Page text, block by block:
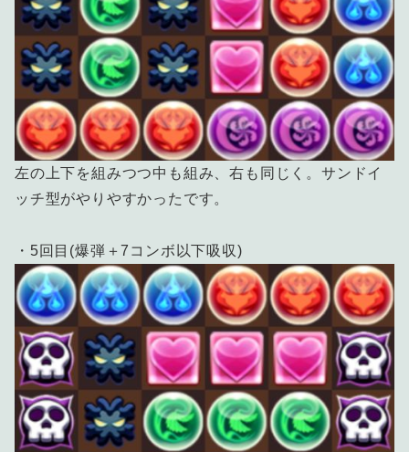
左の上下を組みつつ中も組み、右も同じく。サンドイ
ッチ型がやりやすかったです。
・5回目(爆弾＋7コンボ以下吸収)